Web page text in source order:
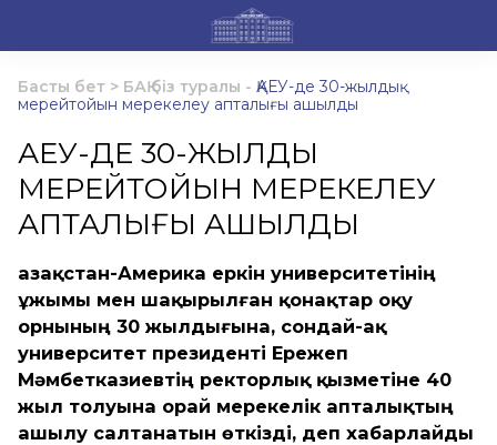
Басты бет > БАҚ біз туралы - ҚАЕУ-де 30-жылдық
мерейтойын мерекелеу апталығы ашылды
ҚАЕУ-ДЕ 30-ЖЫЛДЫҚ
МЕРЕЙТОЙЫН МЕРЕКЕЛЕУ
АПТАЛЫҒЫ АШЫЛДЫ
Қазақстан-Америка еркін университетінің
ұжымы мен шақырылған қонақтар оқу
орнының 30 жылдығына, сондай-ақ
университет президенті Ережеп
Мәмбетказиевтің ректорлық қызметіне 40
жыл толуына орай мерекелік апталықтың
ашылу салтанатын өткізді, деп хабарлайды